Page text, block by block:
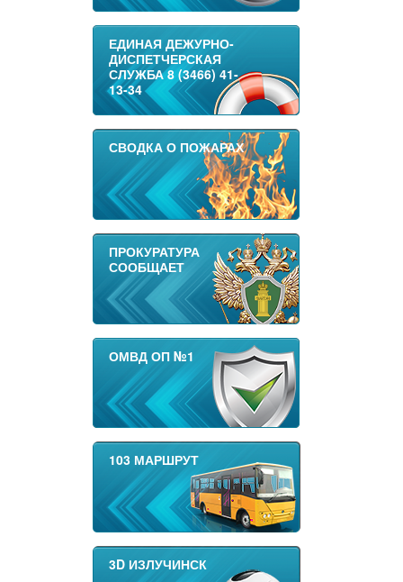
ЕДИНАЯ ДЕЖУРНО-
ДИСПЕТЧЕРСКАЯ
СЛУЖБА 8 (3466) 41-
13-34
СВОДКА О ПОЖАРАХ
ПРОКУРАТУРА
СООБЩАЕТ
ОМВД ОП №1
103 МАРШРУТ
3D ИЗЛУЧИНСК